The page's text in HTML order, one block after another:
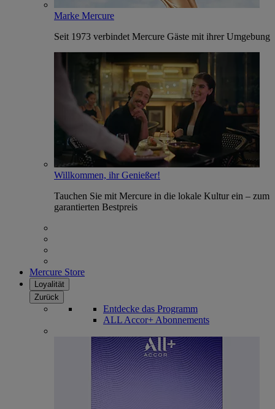
Marke Mercure
Seit 1973 verbindet Mercure Gäste mit ihrer Umgebung
Willkommen, ihr Genießer!
Tauchen Sie mit Mercure in die lokale Kultur ein – zum
garantierten Bestpreis
Mercure Store
Loyalität
Zurück
Entdecke das Programm
ALL Accor+ Abonnements